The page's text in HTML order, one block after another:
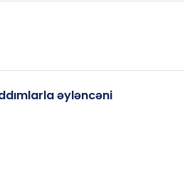
əyləncəni